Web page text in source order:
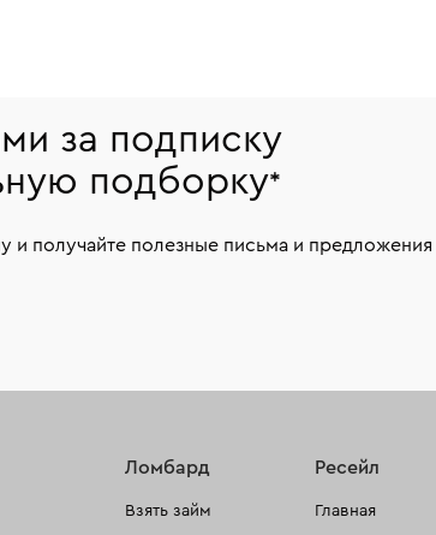
за подписку
подборку*
и получайте полезные письма и предложения
Ломбард
Взять займ
Ресейл
Главная